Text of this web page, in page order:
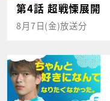
第4話 超戦慄展開
8月7日(金)放送分